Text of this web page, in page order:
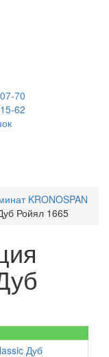
70
62
KRONOSPAN
Ройял 1665